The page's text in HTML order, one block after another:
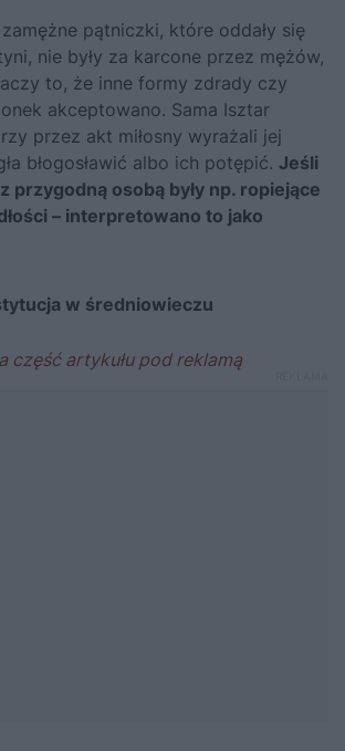
pątniczki, które oddały się
nie były za karcone przez mężów,
to, że inne formy zdrady czy
akceptowano. Sama Isztar
przez akt miłosny wyrażali jej
błogosławić albo ich potępić. Jeśli
przygodną osobą były np. ropiejące
– interpretowano to jako
w średniowieczu